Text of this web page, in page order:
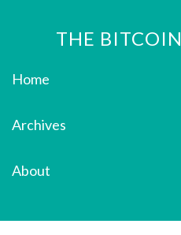
THE
Home
Archives
About